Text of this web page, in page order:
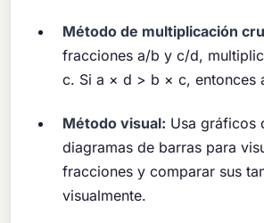
Método de multiplicación
fracciones a/b y c/d,
c. Si a × d > b × c, entonces
Método visual: Usa gráficos
diagramas de barras para
fracciones y comparar sus
visualmente.